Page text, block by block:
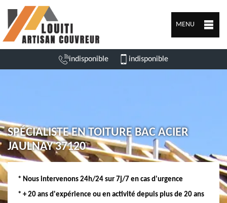
MENU
indisponible indisponible
SPÉCIALISTE EN TOITURE BAC ACIER
JAULNAY 37120
* Nous intervenons 24h/24 sur 7j/7 en cas d'urgence
* + 20 ans d'expérience ou en activité depuis plus de 20 ans